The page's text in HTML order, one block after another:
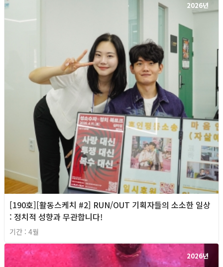
2026년
[190호][활동스케치 #2] RUN/OUT 기획자들의 소소한 일상
: 정치적 성향과 무관합니다!
기간 : 4월
2026년